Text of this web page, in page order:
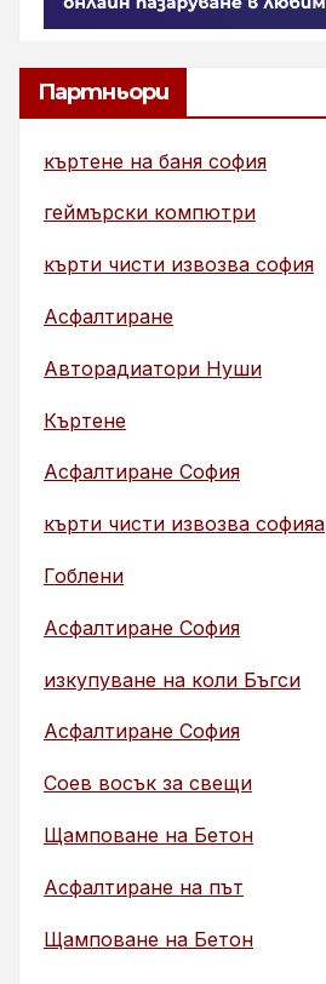
Партньори
къртене на баня софия
геймърски компютри
кърти чисти извозва софия
Асфалтиране
Авторадиатори Нуши
Къртене
Асфалтиране София
кърти чисти извозва софияа
Гоблени
Асфалтиране София
изкупуване на коли Бъгси
Асфалтиране София
Соев восък за свещи
Щамповане на Бетон
Асфалтиране на път
Щамповане на Бетон